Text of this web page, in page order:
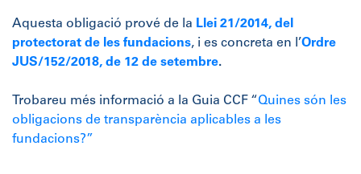
Aquesta obligació prové de la Llei 21/2014, del
protectorat de les fundacions, i es concreta en l’Ordre
JUS/152/2018, de 12 de setembre.
Trobareu més informació a la Guia CCF “Quines són les
obligacions de transparència aplicables a les
fundacions?”